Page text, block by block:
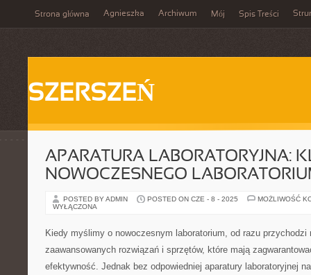
Strona główna Agnieszka Archiwum Mój Spis Treści
SZERSZEŃ
APARATURA LABORATORYJNA:
NOWOCZESNEGO
POSTED BY ADMIN POSTED ON CZE - 8 - 2025
MOŻLIWOŚĆ
WYŁĄCZONA
Kiedy myślimy o nowoczesnym laboratorium, od razu przychodzi
zaawansowanych rozwiązań i sprzętów, które mają
efektywność. Jednak bez odpowiedniej aparatury laboratoryjnej